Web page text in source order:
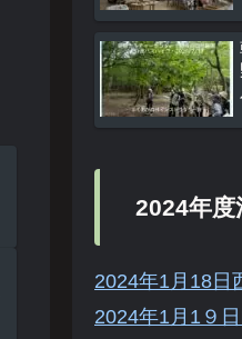
2024年度
2024年1月18日
2024年1月1９